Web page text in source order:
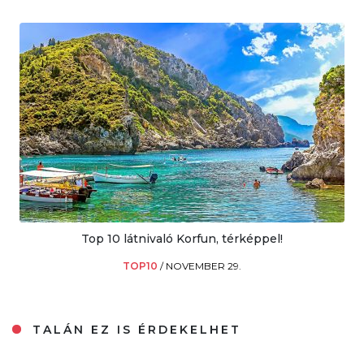
Top 10 látnivaló Korfun, térképpel!
TOP10 / NOVEMBER 29.
TALÁN EZ IS ÉRDEKELHET